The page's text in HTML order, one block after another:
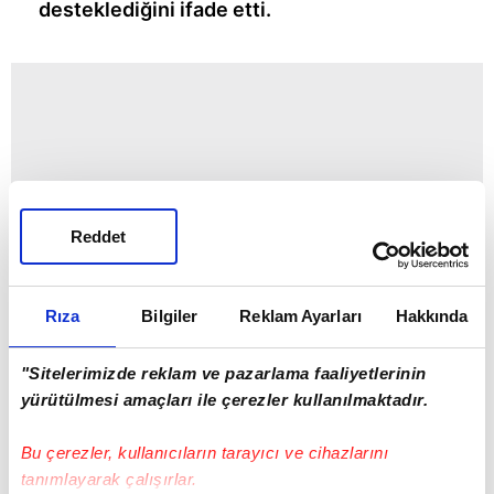
Rıza Bilgiler Reklam Ayarları Hakkında
"Sitelerimizde reklam ve pazarlama faaliyetlerinin
yürütülmesi amaçları ile çerezler kullanılmaktadır.
Bu çerezler, kullanıcıların tarayıcı ve cihazlarını
tanımlayarak çalışırlar.
Reddet
desteklediğini ifade etti.